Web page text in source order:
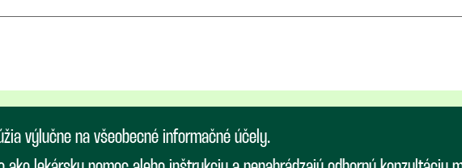
výlučne na všeobecné informačné účely.